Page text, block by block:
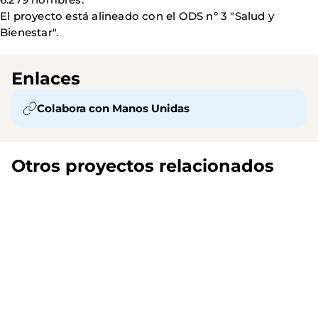
El proyecto está alineado con el ODS nº 3 "Salud y
Bienestar".
Enlaces
Colabora con Manos Unidas
Otros proyectos relacionados